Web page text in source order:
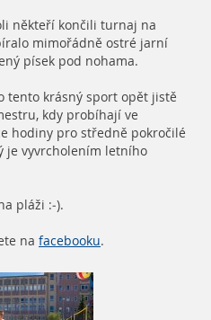
někteří končili turnaj na
mimořádně ostré jarní
písek pod nohama.
tento krásný sport opět jistě
kdy probíhají ve
hodiny pro středně pokročilé
je vyvrcholením letního
pláži :-).
na facebooku.